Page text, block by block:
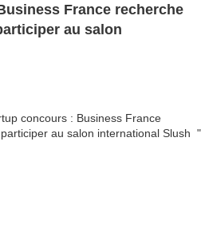
France recherche
au salon